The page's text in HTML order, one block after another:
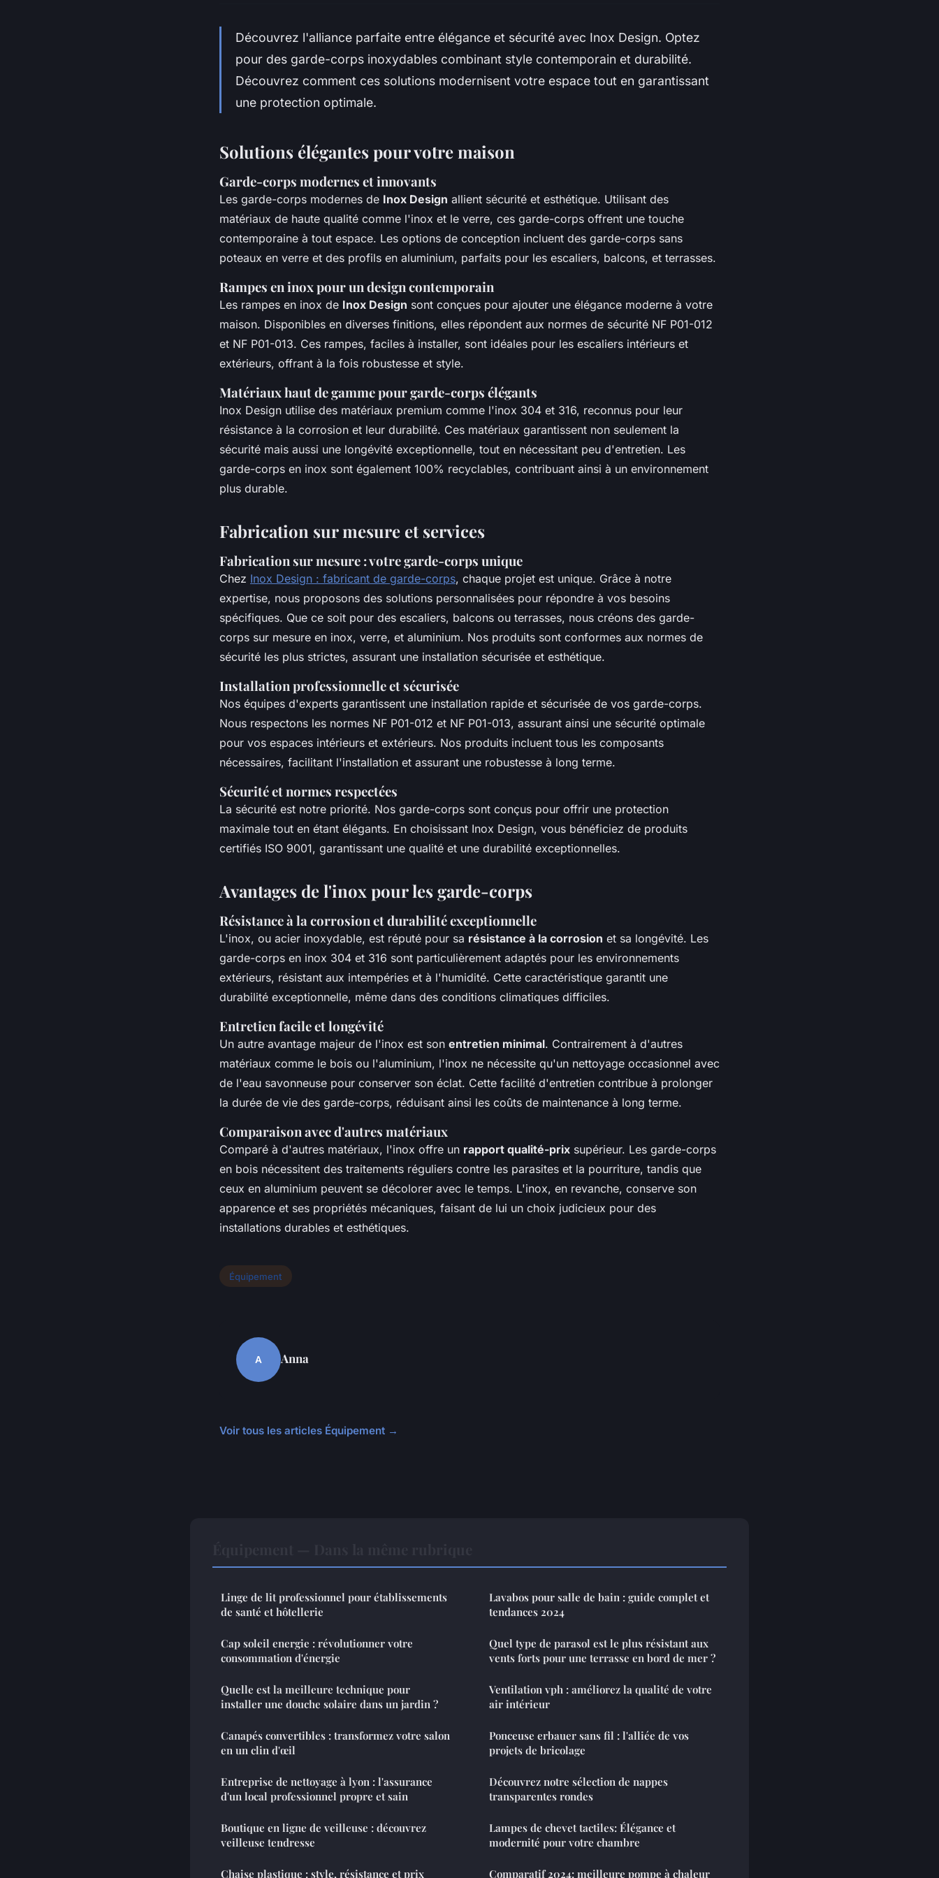
Découvrez l'alliance parfaite entre élégance et sécurité avec Inox Design. Optez
pour des garde-corps inoxydables combinant style contemporain et durabilité.
Découvrez comment ces solutions modernisent votre espace tout en garantissant
une protection optimale.
Solutions élégantes pour votre maison
Garde-corps modernes et innovants
Les garde-corps modernes de Inox Design allient sécurité et esthétique. Utilisant des
matériaux de haute qualité comme l'inox et le verre, ces garde-corps offrent une touche
contemporaine à tout espace. Les options de conception incluent des garde-corps sans
poteaux en verre et des profils en aluminium, parfaits pour les escaliers, balcons, et terrasses.
Rampes en inox pour un design contemporain
Les rampes en inox de Inox Design sont conçues pour ajouter une élégance moderne à votre
maison. Disponibles en diverses finitions, elles répondent aux normes de sécurité NF P01-012
et NF P01-013. Ces rampes, faciles à installer, sont idéales pour les escaliers intérieurs et
extérieurs, offrant à la fois robustesse et style.
Matériaux haut de gamme pour garde-corps élégants
Inox Design utilise des matériaux premium comme l'inox 304 et 316, reconnus pour leur
résistance à la corrosion et leur durabilité. Ces matériaux garantissent non seulement la
sécurité mais aussi une longévité exceptionnelle, tout en nécessitant peu d'entretien. Les
garde-corps en inox sont également 100% recyclables, contribuant ainsi à un environnement
plus durable.
Fabrication sur mesure et services
Fabrication sur mesure : votre garde-corps unique
Chez Inox Design : fabricant de garde-corps, chaque projet est unique. Grâce à notre
expertise, nous proposons des solutions personnalisées pour répondre à vos besoins
spécifiques. Que ce soit pour des escaliers, balcons ou terrasses, nous créons des garde-
corps sur mesure en inox, verre, et aluminium. Nos produits sont conformes aux normes de
sécurité les plus strictes, assurant une installation sécurisée et esthétique.
Installation professionnelle et sécurisée
Nos équipes d'experts garantissent une installation rapide et sécurisée de vos garde-corps.
Nous respectons les normes NF P01-012 et NF P01-013, assurant ainsi une sécurité optimale
pour vos espaces intérieurs et extérieurs. Nos produits incluent tous les composants
nécessaires, facilitant l'installation et assurant une robustesse à long terme.
Sécurité et normes respectées
La sécurité est notre priorité. Nos garde-corps sont conçus pour offrir une protection
maximale tout en étant élégants. En choisissant Inox Design, vous bénéficiez de produits
certifiés ISO 9001, garantissant une qualité et une durabilité exceptionnelles.
Avantages de l'inox pour les garde-corps
Résistance à la corrosion et durabilité exceptionnelle
L'inox, ou acier inoxydable, est réputé pour sa résistance à la corrosion et sa longévité. Les
garde-corps en inox 304 et 316 sont particulièrement adaptés pour les environnements
extérieurs, résistant aux intempéries et à l'humidité. Cette caractéristique garantit une
durabilité exceptionnelle, même dans des conditions climatiques difficiles.
Entretien facile et longévité
Un autre avantage majeur de l'inox est son entretien minimal. Contrairement à d'autres
matériaux comme le bois ou l'aluminium, l'inox ne nécessite qu'un nettoyage occasionnel avec
de l'eau savonneuse pour conserver son éclat. Cette facilité d'entretien contribue à prolonger
la durée de vie des garde-corps, réduisant ainsi les coûts de maintenance à long terme.
Comparaison avec d'autres matériaux
Comparé à d'autres matériaux, l'inox offre un rapport qualité-prix supérieur. Les garde-corps
en bois nécessitent des traitements réguliers contre les parasites et la pourriture, tandis que
ceux en aluminium peuvent se décolorer avec le temps. L'inox, en revanche, conserve son
apparence et ses propriétés mécaniques, faisant de lui un choix judicieux pour des
installations durables et esthétiques.
Équipement
A Anna
Voir tous les articles Équipement →
Linge de lit professionnel pour établissements
de santé et hôtellerie
Cap soleil energie : révolutionner votre
consommation d'énergie
Quelle est la meilleure technique pour
installer une douche solaire dans un jardin ?
Canapés convertibles : transformez votre salon
en un clin d'œil
Entreprise de nettoyage à lyon : l'assurance
d'un local professionnel propre et sain
Boutique en ligne de veilleuse : découvrez
veilleuse tendresse
Chaise plastique : style, résistance et prix
Lavabos pour salle de bain : guide complet et
tendances 2024
Quel type de parasol est le plus résistant aux
vents forts pour une terrasse en bord de mer ?
Ventilation vph : améliorez la qualité de votre
air intérieur
Ponceuse erbauer sans fil : l'alliée de vos
projets de bricolage
Découvrez notre sélection de nappes
transparentes rondes
Lampes de chevet tactiles: Élégance et
modernité pour votre chambre
Comparatif 2024: meilleure pompe à chaleur